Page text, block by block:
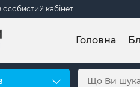
особистий кабінет
Головна